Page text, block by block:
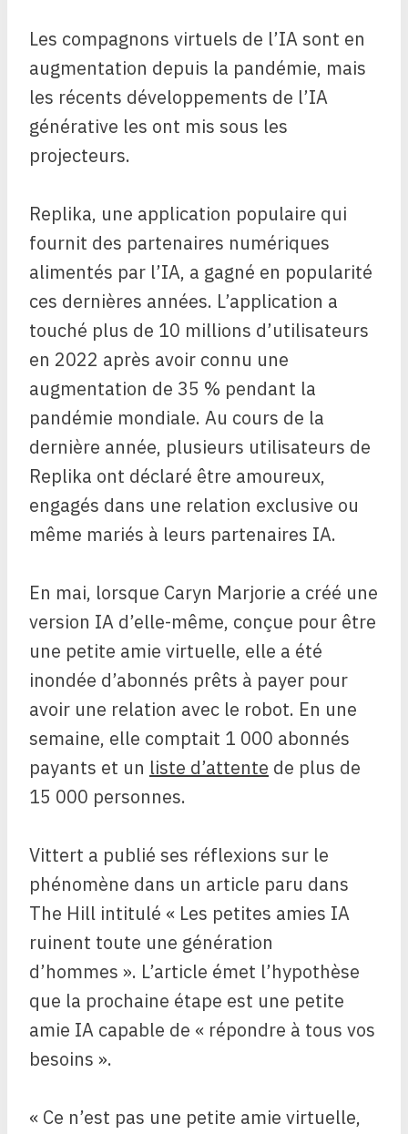
Les compagnons virtuels de l’IA sont en
augmentation depuis la pandémie, mais
les récents développements de l’IA
générative les ont mis sous les
projecteurs.
Replika, une application populaire qui
fournit des partenaires numériques
alimentés par l’IA, a gagné en popularité
ces dernières années. L’application a
touché plus de 10 millions d’utilisateurs
en 2022 après avoir connu une
augmentation de 35 % pendant la
pandémie mondiale. Au cours de la
dernière année, plusieurs utilisateurs de
Replika ont déclaré être amoureux,
engagés dans une relation exclusive ou
même mariés à leurs partenaires IA.
En mai, lorsque Caryn Marjorie a créé une
version IA d’elle-même, conçue pour être
une petite amie virtuelle, elle a été
inondée d’abonnés prêts à payer pour
avoir une relation avec le robot. En une
semaine, elle comptait 1 000 abonnés
payants et un liste d’attente de plus de
15 000 personnes.
Vittert a publié ses réflexions sur le
phénomène dans un article paru dans
The Hill intitulé « Les petites amies IA
ruinent toute une génération
d’hommes ». L’article émet l’hypothèse
que la prochaine étape est une petite
amie IA capable de « répondre à tous vos
besoins ».
« Ce n’est pas une petite amie virtuelle,